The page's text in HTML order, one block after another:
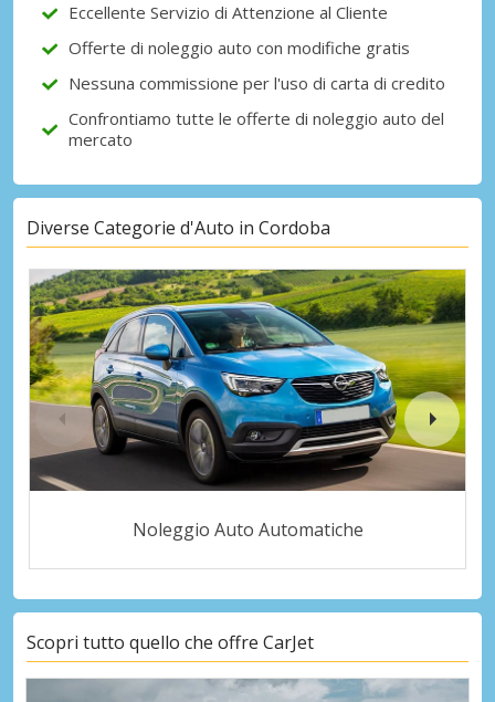
Eccellente Servizio di Attenzione al Cliente
Offerte di noleggio auto con modifiche gratis
Nessuna commissione per l'uso di carta di credito
Confrontiamo tutte le offerte di noleggio auto del
mercato
Diverse Categorie d'Auto in Cordoba
Noleggio Auto Automatiche
Scopri tutto quello che offre CarJet